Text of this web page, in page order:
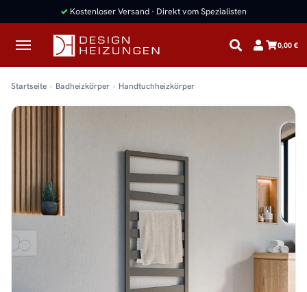
✓ Kostenloser Versand · Direkt vom Spezialisten
0,00 €
Startseite Badheizkörper Handtuchheizkörper